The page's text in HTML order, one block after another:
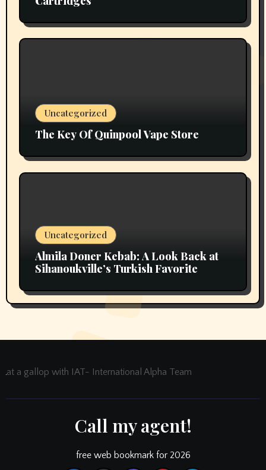
Uncategorized
The Key Of Quinpool Vape Store
Uncategorized
Almila Doner Kebab: A Look Back at
Sihanoukville’s Turkish Favorite
at a gallop with IAT- International Alpha Team
Call my agent!
free web bookmark for 2026